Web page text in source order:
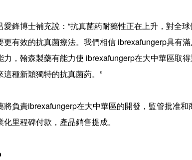
愛鋒博士補充說：“抗真菌葯耐藥性正在上升，對全
有效的抗真菌療法。我們相信 ibrexafungerp具有
力，翰森製藥有能力使 ibrexafungerp在大中華區取
種新穎獨特的抗真菌葯。”
將負責ibrexafungerp在大中華區的開發，監管批准
里程碑付款，產品銷售提成。